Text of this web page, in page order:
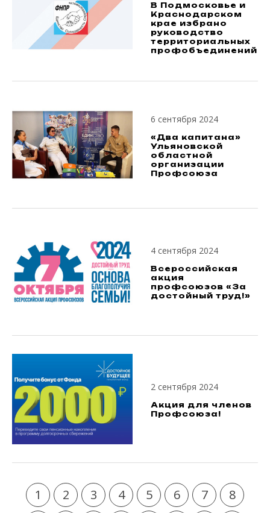
В Подмосковье и
Краснодарском
крае избрано
руководство
территориальных
профобъединений
6 сентября 2024
«Два капитана»
Ульяновской
областной
организации
Профсоюза
4 сентября 2024
Всероссийская
акция
профсоюзов «За
достойный труд!»
2 сентября 2024
Акция для членов
Профсоюза!
1 2 3 4 5 6 7
8